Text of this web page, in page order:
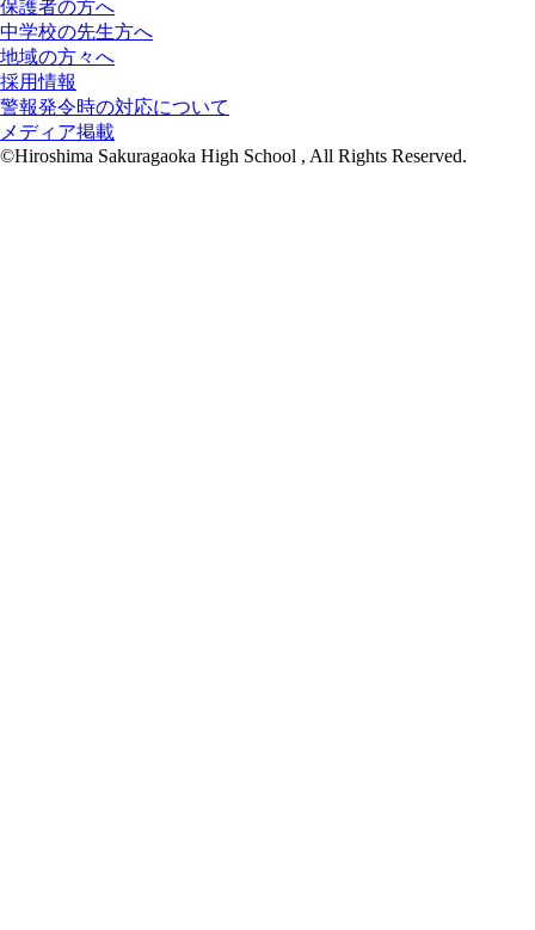
保護者の方へ
中学校の先生方へ
地域の方々へ
採用情報
警報発令時の対応について
メディア掲載
©Hiroshima Sakuragaoka High School , All Rights Reserved.